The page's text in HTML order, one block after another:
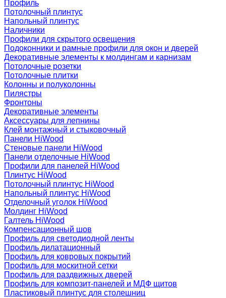
Профиль
Потолочный плинтус
Напольный плинтус
Наличники
Профили для скрытого освещения
Подоконники и рамные профили для окон и дверей
Декоративные элементы к молдингам и карнизам
Потолочные розетки
Потолочные плитки
Колонны и полуколонны
Пилястры
Фронтоны
Декоративные элементы
Аксессуары для лепнины
Клей монтажный и стыковочный
Панели HiWood
Стеновые панели HiWood
Панели отделочные HiWood
Профили для панелей HiWood
Плинтус HiWood
Потолочный плинтус HiWood
Напольный плинтус HiWood
Отделочный уголок HiWood
Молдинг HiWood
Галтель HiWood
Компенсационный шов
Профиль для светодиодной ленты
Профиль дилатационный
Профиль для ковровых покрытий
Профиль для москитной сетки
Профиль для раздвижных дверей
Профиль для композит-панелей и МДФ щитов
Пластиковый плинтус для столешниц